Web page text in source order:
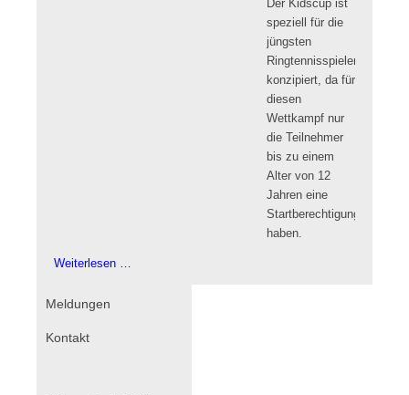
Der Kidscup ist
speziell für die
jüngsten
Ringtennisspieler
konzipiert, da für
diesen
Wettkampf nur
die Teilnehmer
bis zu einem
Alter von 12
Jahren eine
Startberechtigung
haben.
Weiterlesen …
Navigation
Meldungen
Kontakt